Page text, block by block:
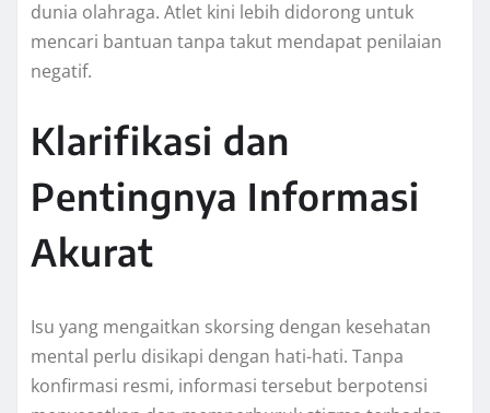
dunia olahraga. Atlet kini lebih didorong untuk
mencari bantuan tanpa takut mendapat penilaian
negatif.
Klarifikasi dan
Pentingnya Informasi
Akurat
Isu yang mengaitkan skorsing dengan kesehatan
mental perlu disikapi dengan hati-hati. Tanpa
konfirmasi resmi, informasi tersebut berpotensi